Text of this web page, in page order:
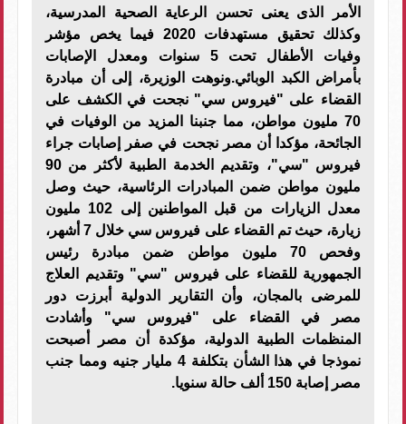
الأمر الذى يعنى تحسن الرعاية الصحية المدرسية،
وكذلك تحقيق مستهدفات 2020 فيما يخص مؤشر
وفيات الأطفال تحت 5 سنوات ومعدل الإصابات
بأمراض الكبد الوبائي.ونوهت الوزيرة، إلى أن مبادرة
القضاء على "فيروس سي" نجحت في الكشف على
70 مليون مواطن، مما جنبنا المزيد من الوفيات في
الجائحة، مؤكدا أن مصر نجحت في صفر إصابات جراء
فيروس "سي"، وتقديم الخدمة الطبية لأكثر من 90
مليون مواطن ضمن المبادرات الرئاسية، حيث وصل
معدل الزيارات من قبل المواطنين إلى 102 مليون
زيارة، حيث تم القضاء على فيروس سي خلال 7 أشهر،
وفحص 70 مليون مواطن ضمن مبادرة رئيس
الجمهورية للقضاء على فيروس "سي" وتقديم العلاج
للمرضى بالمجان، وأن التقارير الدولية أبرزت دور
مصر في القضاء على "فيروس سي" وأشادت
المنظمات الطبية الدولية، مؤكدة أن مصر أصبحت
نموذجا في هذا الشأن بتكلفة 4 مليار جنيه ومما جنب
مصر إصابة 150 ألف حالة سنويا.